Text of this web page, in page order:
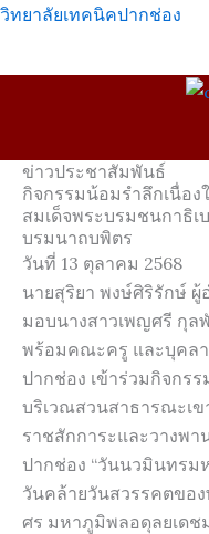
Skip
content
วิทยาลัยเทคนิคปากช่อง
ข่าวประชาสัมพันธ์
กิจกรรมน้อมรำลึกเนื่อ
สมเด็จพระบรมชนกาธิ
บรมนาถบพิตร
วันที่ 13 ตุลาคม 2568
นายสุริยา พงษ์ศิริรักษ์
มอบนางสาวเพญศรี กุล
พร้อมคณะครู และบุคล
ปากช่อง เข้าร่วมกิจกร
บริเวณสวนสาธารณะเข
ราชสักการะและวางพ
ปากช่อง “วันนวมินทรม
วันคล้ายวันสวรรคตขอ
ศร มหาภูมิพลอดุลยเด